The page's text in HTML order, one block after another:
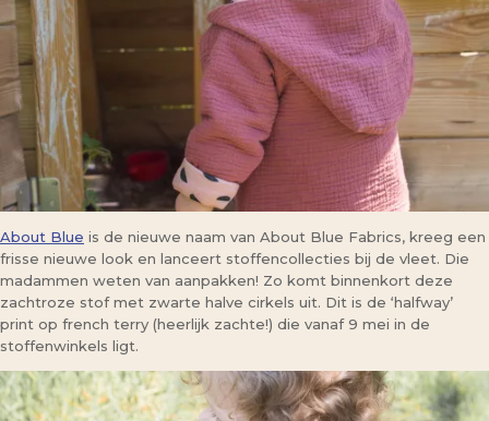
About Blue is de nieuwe naam van About Blue Fabrics, kreeg een
frisse nieuwe look en lanceert stoffencollecties bij de vleet. Die
madammen weten van aanpakken! Zo komt binnenkort deze
zachtroze stof met zwarte halve cirkels uit. Dit is de ‘halfway’
print op french terry (heerlijk zachte!) die vanaf 9 mei in de
stoffenwinkels ligt.